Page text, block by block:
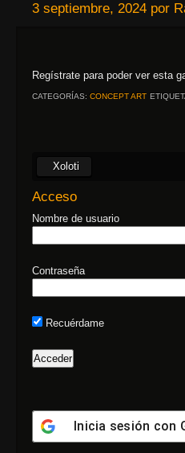
3 septiembre, 2024 por
Regístrate para poder ver esta
CATEGORÍAS: CONCEPT ART
Xoloti
Acceso
Nombre de usuario
Contraseña
Recuérdame
Inicia sesión con